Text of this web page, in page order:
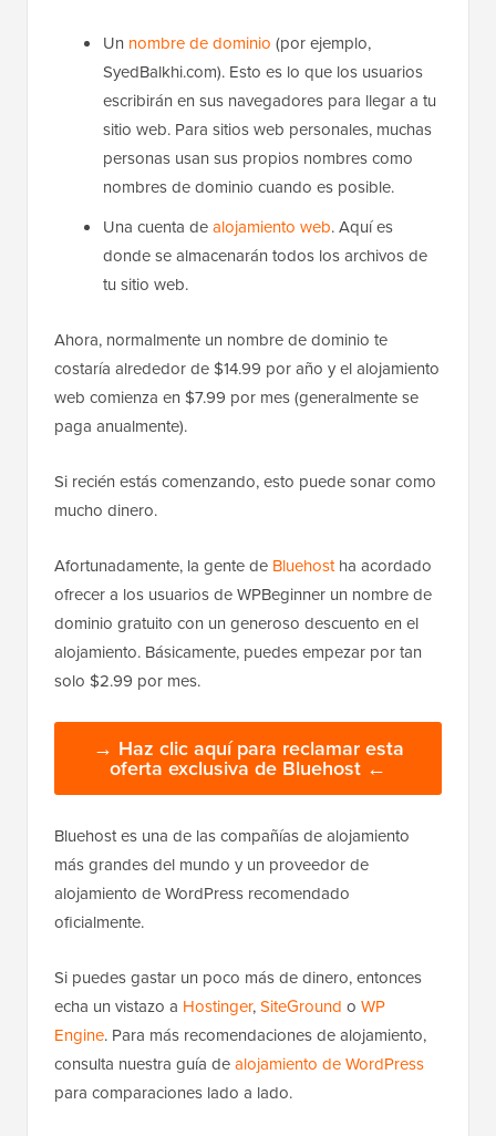
Un nombre de dominio (por ejemplo,
SyedBalkhi.com). Esto es lo que los usuarios
escribirán en sus navegadores para llegar a tu
sitio web. Para sitios web personales, muchas
personas usan sus propios nombres como
nombres de dominio cuando es posible.
Una cuenta dealojamiento web. Aquí es
donde se almacenarán todos los archivos de
tu sitio web.
Ahora, normalmente un nombre de dominio te
costaría alrededor de $14.99 por año y el alojamiento
web comienza en $7.99 por mes (generalmente se
paga anualmente).
Si recién estás comenzando, esto puede sonar como
mucho dinero.
Afortunadamente, la gente de Bluehostha acordado
ofrecer a los usuarios de WPBeginner un nombre de
dominio gratuito con un generoso descuento en el
alojamiento. Básicamente, puedes empezar por tan
solo $2.99 por mes.
→ Haz clic aquí para reclamar esta
oferta exclusiva de Bluehost ←
Bluehost es una de las compañías de alojamiento
más grandes del mundo y un proveedor de
alojamiento de WordPress recomendado
oficialmente.
Si puedes gastar un poco más de dinero, entonces
echa un vistazo a Hostinger,SiteGround o WP
Engine. Para más recomendaciones de alojamiento,
consulta nuestra guía dealojamiento de WordPress
para comparaciones lado a lado.